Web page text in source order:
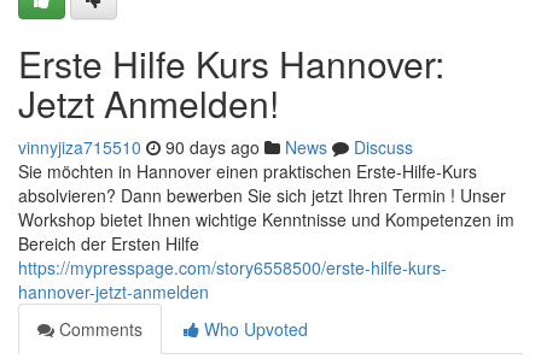
Erste Hilfe Kurs Hannover:
Jetzt Anmelden!
vinnyjiza715510 90 days ago News
Discuss
Sie möchten in Hannover einen praktischen Erste-Hilfe-Kurs
absolvieren? Dann bewerben Sie sich jetzt Ihren Termin ! Unser
Workshop bietet Ihnen wichtige Kenntnisse und Kompetenzen im
Bereich der Ersten Hilfe
https://mypresspage.com/story6558500/erste-hilfe-kurs-
hannover-jetzt-anmelden
Comments
Who Upvoted